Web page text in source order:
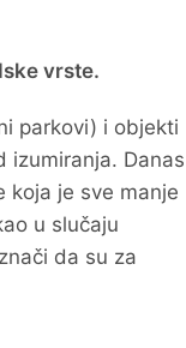
vrste.
parkovi) i objekti
izumiranja. Danas
koja je sve manje
u slučaju
da su za